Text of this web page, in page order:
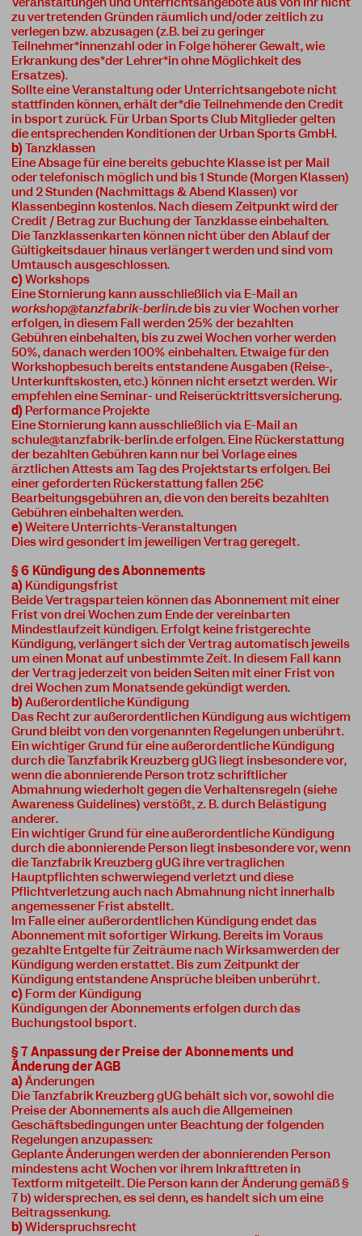
zu vertretenden Gründen räumlich und/oder zeitlich zu
verlegen bzw. abzusagen (z.B. bei zu geringer
Teilnehmer*innenzahl oder in Folge höherer Gewalt, wie
Erkrankung des*der Lehrer*in ohne Möglichkeit des
Ersatzes).
Sollte eine Veranstaltung oder Unterrichtsangebote nicht
stattfinden können, erhält der*die Teilnehmende den Credit
in bsport zurück. Für Urban Sports Club Mitglieder gelten
die entsprechenden Konditionen der Urban Sports GmbH.
b)Tanzklassen
Eine Absage für eine bereits gebuchte Klasse ist per Mail
oder telefonisch möglich und bis 1 Stunde (Morgen Klassen)
und 2 Stunden (Nachmittags & Abend Klassen) vor
Klassenbeginn kostenlos. Nach diesem Zeitpunkt wird der
Credit / Betrag zur Buchung der Tanzklasse einbehalten.
Die Tanzklassenkarten können nicht über den Ablauf der
Gültigkeitsdauer hinaus verlängert werden und sind vom
Umtausch ausgeschlossen.
c)Workshops
Eine Stornierung kann ausschließlich via E-Mail an
workshop@tanzfabrik-berlin.de bis zu vier Wochen vorher
erfolgen, in diesem Fall werden 25% der bezahlten
Gebühren einbehalten, bis zu zwei Wochen vorher werden
50%, danach werden 100% einbehalten. Etwaige für den
Workshopbesuch bereits entstandene Ausgaben (Reise-,
Unterkunftskosten, etc.) können nicht ersetzt werden. Wir
empfehlen eine Seminar- und Reiserücktrittsversicherung.
d) Performance Projekte
Eine Stornierung kann ausschließlich via E-Mail an
schule@tanzfabrik-berlin.deerfolgen. Eine Rückerstattung
der bezahlten Gebühren kann nur bei Vorlage eines
ärztlichen Attests am Tag des Projektstarts erfolgen. Bei
einer geforderten Rückerstattung fallen 25€
Bearbeitungsgebühren an, die von den bereits bezahlten
Gebühren einbehalten werden.
e)Weitere Unterrichts-Veranstaltungen
Dies wird gesondert im jeweiligen Vertrag geregelt.
§ 6 Kündigung des Abonnements
a) Kündigungsfrist
Beide Vertragsparteien können das Abonnement mit einer
Frist von drei Wochen zum Ende der vereinbarten
Mindestlaufzeit kündigen. Erfolgt keine fristgerechte
Kündigung, verlängert sich der Vertrag automatisch jeweils
um einen Monat auf unbestimmte Zeit. In diesem Fall kann
der Vertrag jederzeit von beiden Seiten mit einer Frist von
drei Wochen zum Monatsende gekündigt werden.
b)Außerordentliche Kündigung
Das Recht zur außerordentlichen Kündigung aus wichtigem
Grund bleibt von den vorgenannten Regelungen unberührt.
Ein wichtiger Grund für eine außerordentliche Kündigung
durch die Tanzfabrik Kreuzberg gUG liegt insbesondere vor,
wenn die abonnierende Person trotz schriftlicher
Abmahnung wiederholt gegen die Verhaltensregeln (siehe
Awareness Guidelines) verstößt, z. B. durch Belästigung
anderer.
Ein wichtiger Grund für eine außerordentliche Kündigung
durch die abonnierende Person liegt insbesondere vor, wenn
die Tanzfabrik Kreuzberg gUG ihre vertraglichen
Hauptpflichten schwerwiegend verletzt und diese
Pflichtverletzung auch nach Abmahnung nicht innerhalb
angemessener Frist abstellt.
Im Falle einer außerordentlichen Kündigung endet das
Abonnement mit sofortiger Wirkung. Bereits im Voraus
gezahlte Entgelte für Zeiträume nach Wirksamwerden der
Kündigung werden erstattet. Bis zum Zeitpunkt der
Kündigung entstandene Ansprüche bleiben unberührt.
c) Form der Kündigung
Kündigungen der Abonnements erfolgen durch das
Buchungstool bsport.
§ 7 Anpassung der Preise der Abonnements und
Änderung der AGB
a)Änderungen
Die Tanzfabrik Kreuzberg gUG behält sich vor, sowohl die
Preise der Abonnements als auch die Allgemeinen
Geschäftsbedingungen unter Beachtung der folgenden
Regelungen anzupassen:
Geplante Änderungen werden der abonnierenden Person
mindestens acht Wochen vor ihrem Inkrafttreten in
Textform mitgeteilt. Die Person kann der Änderung gemäß §
7 b) widersprechen, es sei denn, es handelt sich um eine
Beitragssenkung.
b)Widerspruchsrecht